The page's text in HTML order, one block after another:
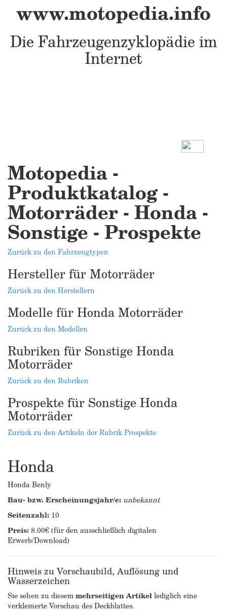
www.motopedia.info
Die Fahrzeugenzyklopädie im
Internet
Motopedia -
Produktkatalog -
Motorräder - Honda -
Sonstige - Prospekte
Zurück zu den Fahrzeugtypen
Hersteller für Motorräder
Zurück zu den Herstellern
Modelle für Honda Motorräder
Zurück zu den Modellen
Rubriken für Sonstige Honda
Motorräder
Zurück zu den Rubriken
Prospekte für Sonstige Honda
Motorräder
Zurück zu den Artikeln der Rubrik Prospekte
Honda
Honda Benly
Bau- bzw. Erscheinungsjahr/e: unbekannt
Seitenzahl: 10
Preis:8.00€ (für den ausschließlich digitalen
Erwerb/Download)
Hinweis zu Vorschaubild, Auflösung und
Wasserzeichen
Sie sehen zu diesemmehrseitigen Artikellediglich eine
verkleinerte Vorschau des Deckblattes.